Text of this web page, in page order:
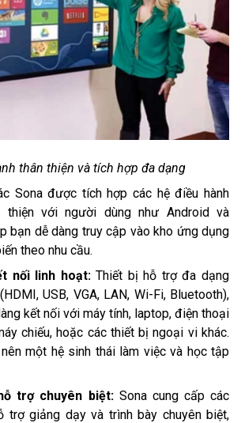
thân thiện và tích hợp đa dạng
Sona được tích hợp các hệ điều hành
thiện với người dùng như Android và
bạn dễ dàng truy cập vào kho ứng dụng
theo nhu cầu.
nối linh hoạt:Thiết bị hỗ trợ đa dạng
USB, VGA, LAN, Wi-Fi, Bluetooth),
kết nối với máy tính, laptop, điện thoại
chiếu, hoặc các thiết bị ngoại vi khác.
một hệ sinh thái làm việc và học tập
trợ chuyên biệt:Sona cung cấp các
trợ giảng dạy và trình bày chuyên biệt,